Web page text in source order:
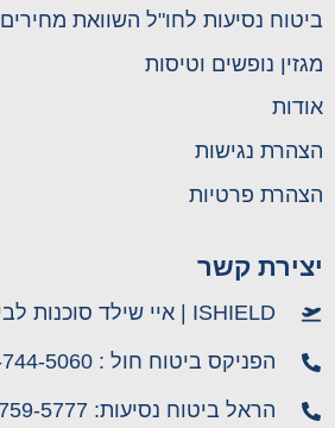
ביטוח נסיעות לחו"ל השוואת מחירים
מגזין נופשים וטיסות
אודות
הצהרת נגישות
הצהרת פרטיות
יצירת קשר
ISHIELD | איי שילד סוכנות לביטוח
הפניקס ביטוח חול : 074-744-5060
הראל ביטוח נסיעות: 074-759-5777